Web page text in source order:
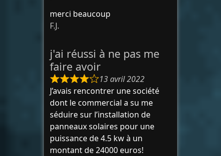
merci beaucoup
F.J.
j'ai réussi à ne pas me
faire avoir
13 avril 2022
J’avais rencontrer une société
dont le commercial a su me
séduire sur l’installation de
panneaux solaires pour une
puissance de 4.5 kw à un
montant de 24000 euros!